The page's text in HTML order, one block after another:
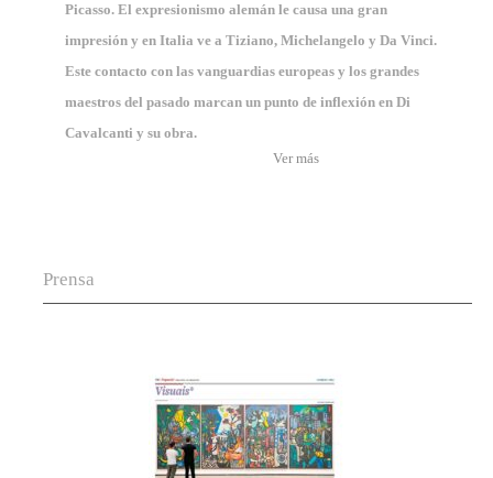
Picasso. El expresionismo alemán le causa una gran
impresión y en Italia ve a Tiziano, Michelangelo y Da Vinci.
Este contacto con las vanguardias europeas y los grandes
maestros del pasado marcan un punto de inflexión en Di
Cavalcanti y su obra.
Ver más
Prensa